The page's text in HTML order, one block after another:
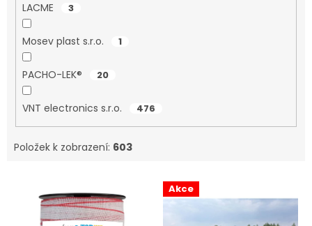
LACME 3
Mosev plast s.r.o. 1
PACHO-LEK® 20
VNT electronics s.r.o. 476
Položek k zobrazení: 603
Akce